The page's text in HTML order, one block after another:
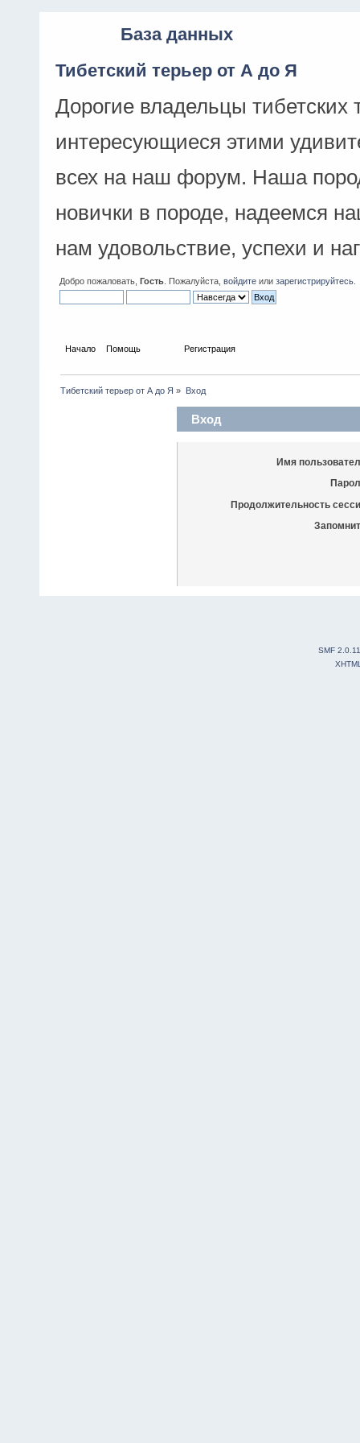
База данных
Тибетский терьер от А до Я
Дорогие владельцы
интересующиеся этими
всех на наш форум. Наша
новички в породе, надеемся
нам удовольствие, успехи и
Добро пожаловать, Гость . Пожалуйста, войдите или зарегистрируйтесь
Начало Помощь Регистрация
Тибетский терьер от А до Я » Вход
Вход
Имя
Продолжительность
SMF 2.0.11